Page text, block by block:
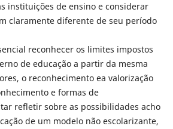
instituições de ensino e considerar
claramente diferente de seu período
reconhecer os limites impostos
de educação a partir da mesma
o reconhecimento ea valorização
e formas de
refletir sobre as possibilidades acho
de um modelo não escolarizante,